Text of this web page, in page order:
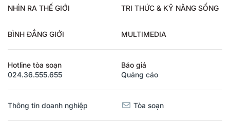
NHÌN RA THẾ GIỚI TRI THỨC & KỸ NĂNG SỐNG
BÌNH ĐẲNG GIỚI MULTIMEDIA
Hotline tòa soạn
024.36.555.655
Báo giá
Quảng cáo
Thông tin doanh nghiệp Tòa soạn